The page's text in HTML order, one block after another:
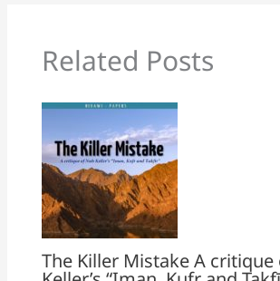
Related Posts
The Killer Mistake A critique